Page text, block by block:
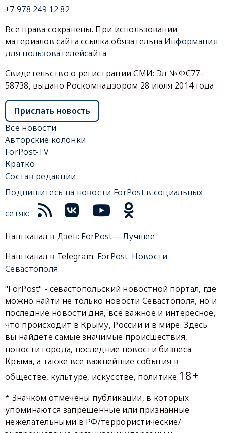
+7 978 249 12 82
Все права сохранены. При использовании
материалов сайта ссылка обязательна.Информация
для пользователейсайта
Свидетельство о регистрации СМИ: Эл № ФС77-
58738, выдано Роскомнадзором 28 июля 2014 года
Прислать новость
Все новости
Авторские колонки
ForPost-TV
Кратко
Состав редакции
Подпишитесь на новости ForPost в социальных
сетях:
Наш канал в Дзен: ForPost— Лучшее
Наш канал в Telegram: ForPost. Новости
Севастополя
"ForPost" - севастопольский новостной портал, где
можно найти не только новости Севастополя, но и
последние новости дня, все важное и интересное,
что происходит в Крыму, России и в мире. Здесь
вы найдете самые значимые происшествия,
новости города, последние новости бизнеса
Крыма, а также все важнейшие события в
обществе, культуре, искусстве, политике.18+
* Значком отмечены публикации, в которых
упоминаются запрещенные или признанные
нежелательными в РФ/террористические/